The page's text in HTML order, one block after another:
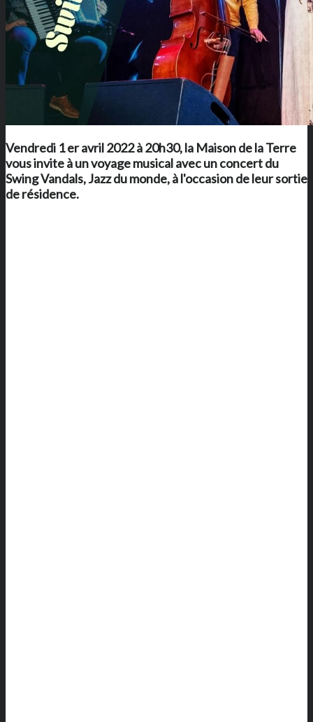
Vendredi 1 er avril 2022 à 20h30,la Maison de la Terre
vous invite à un voyage musical avec un concert du
Swing Vandals, Jazz du monde, à l'occasion de leur sortie
de résidence.